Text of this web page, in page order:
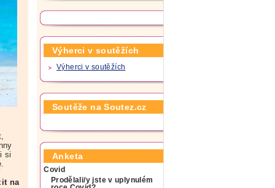
si
na
Výherci v soutěžích
Výherci v soutěžích
Soutěže na Soutez.cz
Anketa
Covid
Prodělali/y jste v uplynulém